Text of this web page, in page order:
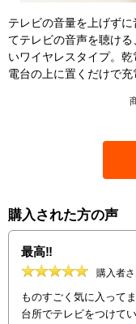
テレビの音量を上げず
てテレビの音声を聴け
いワイヤレスタイプ。
電台の上に置くだけで充
購入された方の声
最高‼️
購入者
ものすごく気に入ってま
台所でテレビをつけて